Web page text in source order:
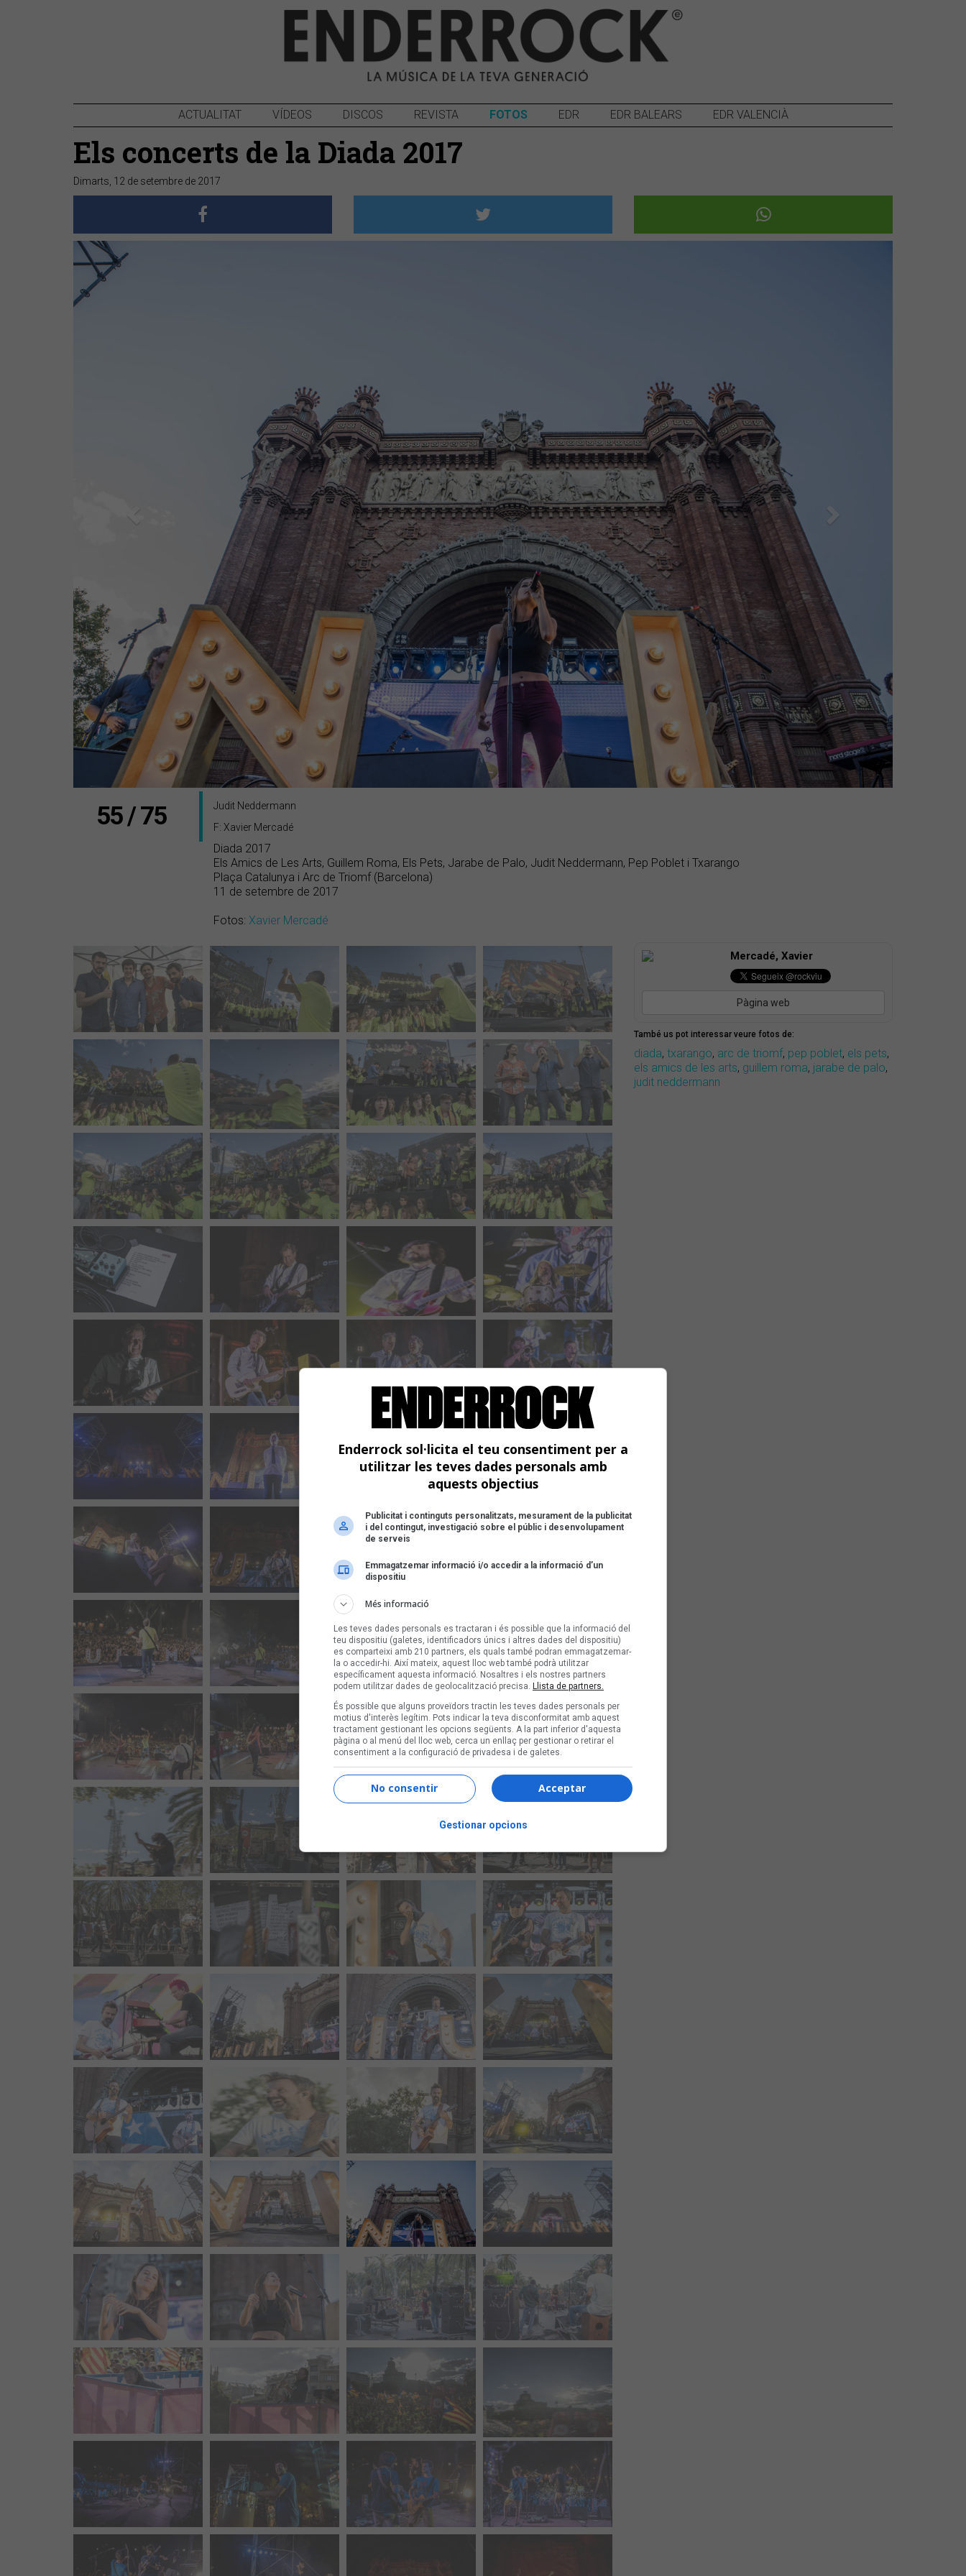
ACTUALITAT VÍDEOS DISCOS REVISTA FOTOS EDR EDR BALEARS EDR VALENCIÀ
Els concerts de la Diada 2017
Dimarts, 12 de setembre de 2017
55 / 75
Judit Neddermann
F: Xavier Mercadé
Diada 2017
Els Amics de Les Arts, Guillem Roma, Els Pets, Jarabe de Palo, Judit Neddermann, Pep Poblet i Txarango
Plaça Catalunya i Arc de Triomf (Barcelona)
11 de setembre de 2017
Fotos: Xavier Mercadé
Mercadé, Xavier
Pàgina web
També us pot interessar veure fotos de:
diada, txarango, arc de triomf, pep poblet, els pets,
els amics de les arts, guillem roma, jarabe de palo,
judit neddermann
Enderrock sol·licita el teu consentiment per a
utilitzar les teves dades personals amb
aquests objectius
Publicitat i continguts personalitzats, mesurament de la publicitat
i del contingut, investigació sobre el públic i desenvolupament
de serveis
Emmagatzemar informació i/o accedir a la informació d’un
dispositiu
Més informació
Les teves dades personals es tractaran i és possible que la informació del
teu dispositiu (galetes, identificadors únics i altres dades del dispositiu)
es comparteixi amb 210 partners, els quals també podran emmagatzemar-
la o accedir-hi. Així mateix, aquest lloc web també podrà utilitzar
específicament aquesta informació. Nosaltres i els nostres partners
podem utilitzar dades de geolocalització precisa. Llista de partners.
És possible que alguns proveïdors tractin les teves dades personals per
motius d'interès legítim. Pots indicar la teva disconformitat amb aquest
tractament gestionant les opcions següents. A la part inferior d'aquesta
pàgina o al menú del lloc web, cerca un enllaç per gestionar o retirar el
consentiment a la configuració de privadesa i de galetes.
Acceptar
No consentir
Gestionar opcions